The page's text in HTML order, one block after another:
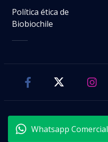
Política ética de
Biobiochile
Whatsapp Comercial